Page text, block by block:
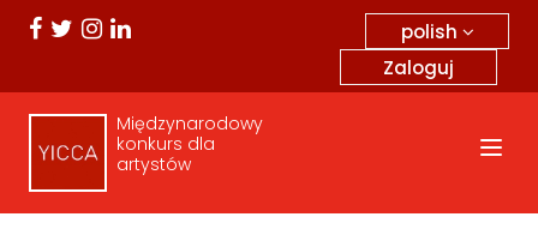
polish
Zaloguj
Międzynarodowy
konkurs dla
artystów